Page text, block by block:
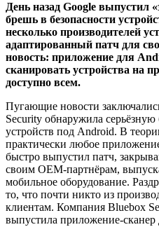
День назад Google выпустил
брешь в безопасности
несколько производителей
адаптированный патч для
новость: приложение для
сканировать устройства на
доступно всем.
Пугающие новости
Security обнаружила серьёзную
устройств под Android. В
практически любое
быстро выпустил патч,
своим OEM-партнёрам,
мобильное оборудование.
то, что почти никто из
клиентам. Компания Bluebox
выпустила приложение-сканер